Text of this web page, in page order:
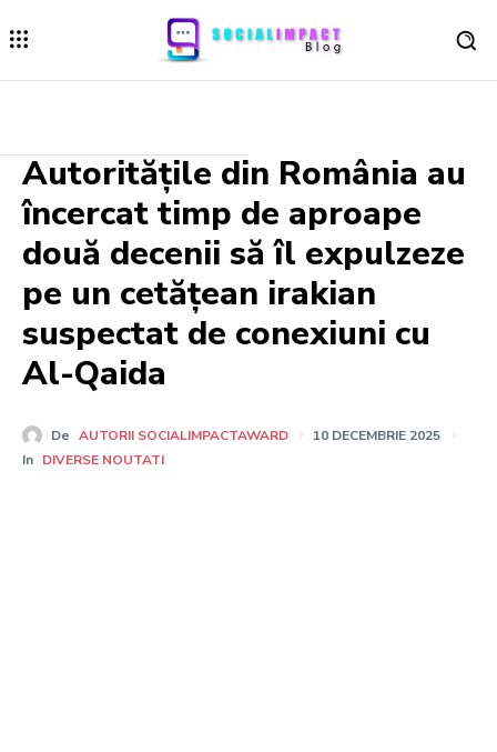
Autoritățile din România au
încercat timp de aproape
două decenii să îl expulzeze
pe un cetățean irakian
suspectat de conexiuni cu
Al-Qaida
De AUTORII SOCIALIMPACTAWARD
10 DECEMBRIE 2025
In DIVERSE NOUTATI